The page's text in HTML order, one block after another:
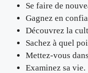
Se faire de
Gagnez en
Découvrez la
Sachez à quel
Mettez-vous
Examinez sa vie.